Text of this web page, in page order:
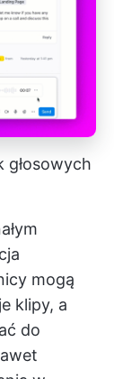
mogą
klipy, a
do